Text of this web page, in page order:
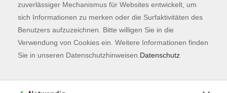
Kontaktformular
Impressum
AGB
Datenschutzerklärung
zuverlässiger Mechanismus für Websites entwickelt, um
sich Informationen zu merken oder die Surfaktivitäten des
Benutzers aufzuzeichnen. Bitte willigen Sie in die
Verwendung von Cookies ein. Weitere Informationen finden
Sie in unseren Datenschutzhinweisen. Datenschutz